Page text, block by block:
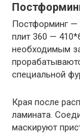
Постформинг —
плит 360 —
необходимым
специальной
Края после
ламината.
маскируют